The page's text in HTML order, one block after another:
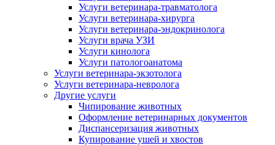
Услуги ветеринара-травматолога
Услуги ветеринара-хирурга
Услуги ветеринара-эндокринолога
Услуги врача УЗИ
Услуги кинолога
Услуги патологоанатома
Услуги ветеринара-экзотолога
Услуги ветеринара-невролога
Другие услуги
Чипирование животных
Оформление ветеринарных документов
Диспансеризация животных
Купирование ушей и хвостов